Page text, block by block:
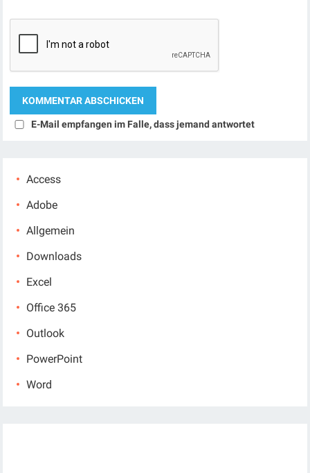
E-Mail empfangen im Falle, dass jemand antwortet
Access
Adobe
Allgemein
Downloads
Excel
Office 365
Outlook
PowerPoint
Word